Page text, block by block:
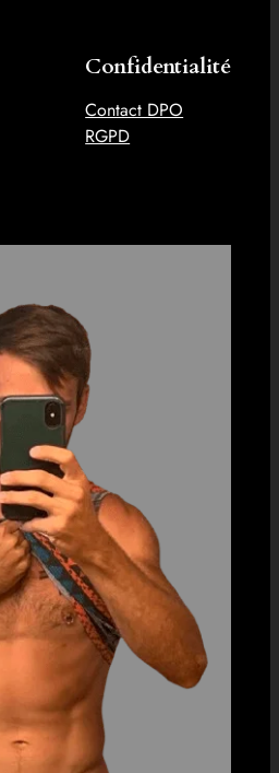
Confidentialité
Contact DPO
RGPD